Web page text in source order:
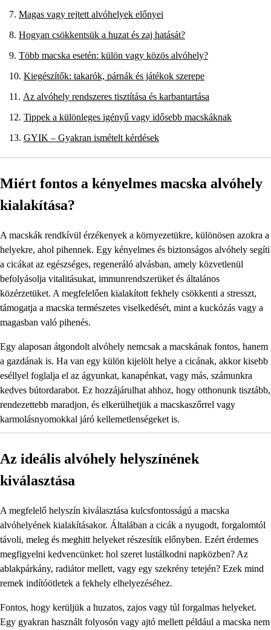
Magas vagy rejtett alvóhelyek előnyei
Hogyan csökkentsük a huzat és zaj hatását?
Több macska esetén: külön vagy közös alvóhely?
Kiegészítők: takarók, párnák és játékok szerepe
Az alvóhely rendszeres tisztítása és karbantartása
Tippek a különleges igényű vagy idősebb macskáknak
GYIK – Gyakran ismételt kérdések
Miért fontos a kényelmes macska alvóhely
kialakítása?
A macskák rendkívül érzékenyek a környezetükre, különösen azokra a
helyekre, ahol pihennek. Egy kényelmes és biztonságos alvóhely segíti
a cicákat az egészséges, regeneráló alvásban, amely közvetlenül
befolyásolja vitalitásukat, immunrendszerüket és általános
közérzetüket. A megfelelően kialakított fekhely csökkenti a stresszt,
támogatja a macska természetes viselkedését, mint a kuckózás vagy a
magasban való pihenés.
Egy alaposan átgondolt alvóhely nemcsak a macskának fontos, hanem
a gazdának is. Ha van egy külön kijelölt helye a cicának, akkor kisebb
eséllyel foglalja el az ágyunkat, kanapénkat, vagy más, számunkra
kedves bútordarabot. Ez hozzájárulhat ahhoz, hogy otthonunk tisztább,
rendezettebb maradjon, és elkerülhetjük a macskaszőrrel vagy
karmolásnyomokkal járó kellemetlenségeket is.
Az ideális alvóhely helyszínének
kiválasztása
A megfelelő helyszín kiválasztása kulcsfontosságú a macska
alvóhelyének kialakításakor. Általában a cicák a nyugodt, forgalomtól
távoli, meleg és meghitt helyeket részesítik előnyben. Ezért érdemes
megfigyelni kedvencünket: hol szeret lustálkodni napközben? Az
ablakpárkány, radiátor mellett, vagy egy szekrény tetején? Ezek mind
remek indítóötletek a fekhely elhelyezéséhez.
Fontos, hogy kerüljük a huzatos, zajos vagy túl forgalmas helyeket.
Egy gyakran használt folyosón vagy ajtó mellett például a macska nem